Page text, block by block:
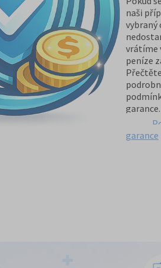
naši
vybraný
vrátíme
peníze
garance.
garance